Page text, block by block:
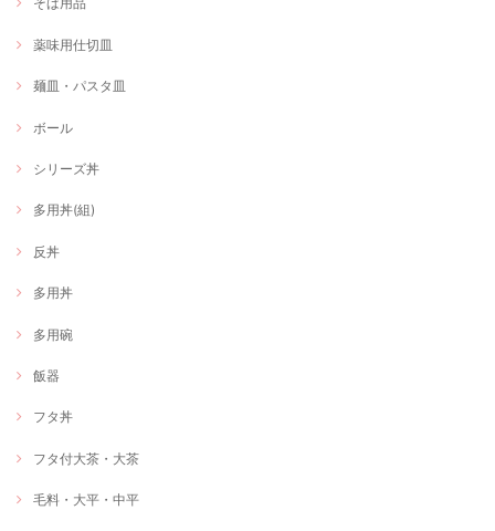
薬味用仕切皿
麺皿・パスタ皿
ボール
シリーズ丼
多用丼(組)
反丼
多用丼
多用碗
飯器
フタ丼
フタ付大茶・大茶
毛料・大平・中平